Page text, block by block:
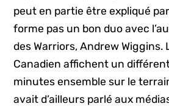
peut en partie être expliqué
forme pas un bon duo avec
des Warriors, Andrew Wiggins.
Canadien affichent un
minutes ensemble sur le
avait d’ailleurs parlé aux